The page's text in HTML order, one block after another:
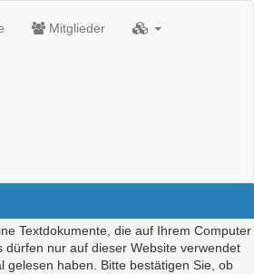
Mitglieder
Textdokumente, die auf Ihrem Computer
nur auf dieser Website verwendet
gelesen haben. Bitte bestätigen Sie, ob